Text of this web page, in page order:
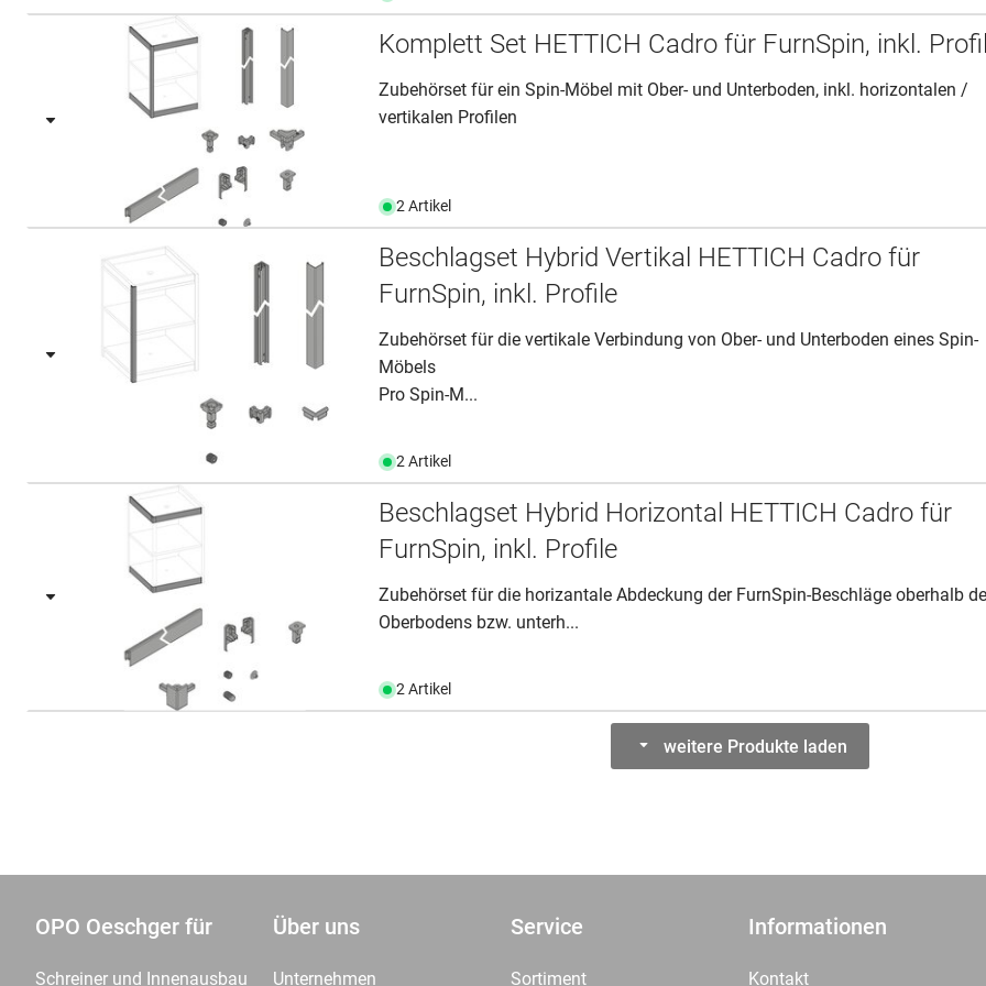
Komplett Set HETTICH Cadro für FurnSpin, inkl.
Zubehörset für ein Spin-Möbel mit Ober- und Unterboden, inkl. horizontalen /
vertikalen Profilen
2 Artikel
Beschlagset Hybrid Vertikal HETTICH Cadro für
FurnSpin, inkl. Profile
Zubehörset für die vertikale Verbindung von Ober- und Unterboden eines Spin-
Möbels
Pro Spin-M...
2 Artikel
Beschlagset Hybrid Horizontal HETTICH Cadro für
FurnSpin, inkl. Profile
Zubehörset für die horizantale Abdeckung der FurnSpin-Beschläge oberhalb
Oberbodens bzw. unterh...
2 Artikel
weitere Produkte laden
OPO Oeschger für
Schreiner und Innenausbau
Über uns
Unternehmen
Service
Sortiment
Informationen
Kontakt